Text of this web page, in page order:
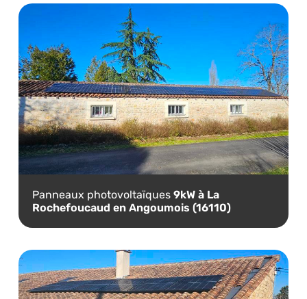
Panneaux photovoltaïques 9kW à La
Rochefoucaud en Angoumois (16110)